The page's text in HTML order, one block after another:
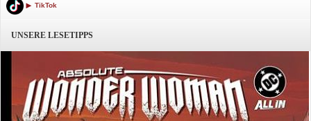
TikTok
UNSERE LESETIPPS